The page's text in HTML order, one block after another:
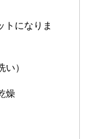
トになりま
）
燥